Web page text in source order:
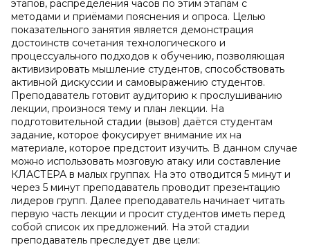
этапов, распределения часов по этим этапам с
методами и приёмами пояснения и опроса. Целью
показательного занятия является демонстрация
достоинств сочетания технологического и
процессуального подходов к обучению, позволяющая
активизировать мышление студентов, способствовать
активной дискуссии и самовыражению студентов.
Преподаватель готовит аудиторию к прослушиванию
лекции, произнося тему и план лекции. На
подготовительной стадии (вызов) даётся студентам
задание, которое фокусирует внимание их на
материале, которое предстоит изучить. В данном случае
можно использовать мозговую атаку или составление
КЛАСТЕРА в малых группах. На это отводится 5 минут и
через 5 минут преподаватель проводит презентацию
лидеров групп. Далее преподаватель начинает читать
первую часть лекции и просит студентов иметь перед
собой список их предложений. На этой стадии
преподаватель преследует две цели: